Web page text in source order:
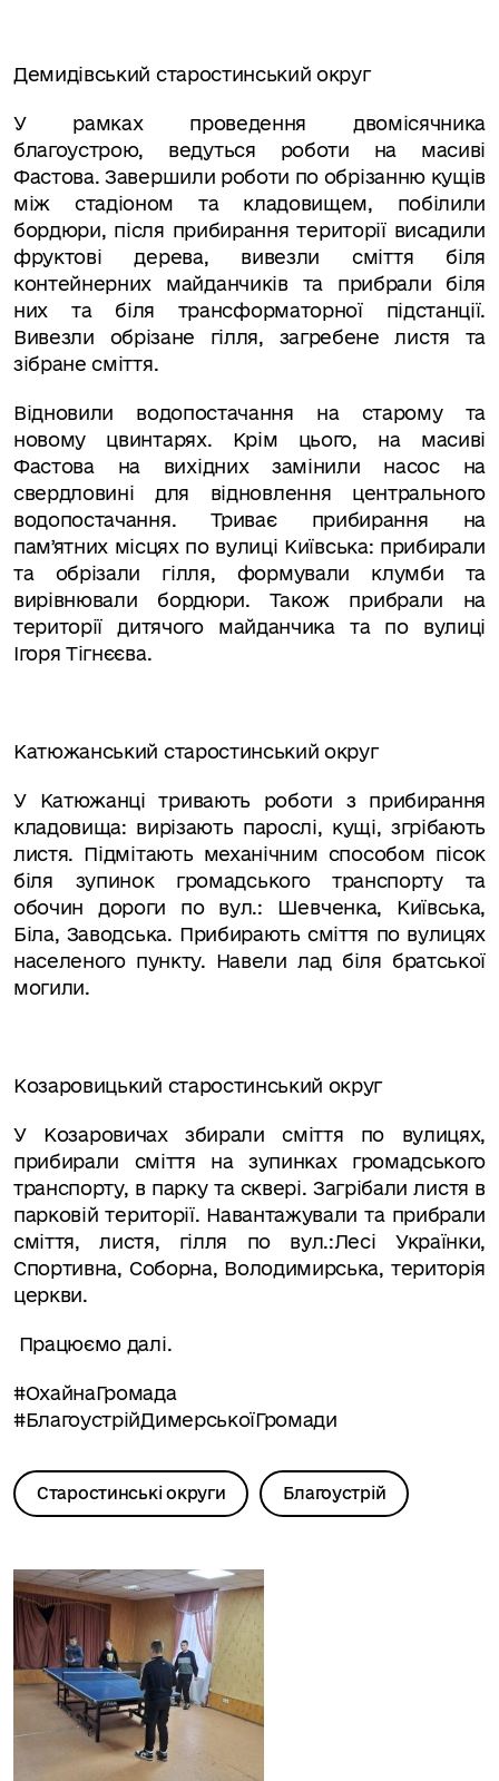
Демидівський старостинський округ
У рамках проведення двомісячника
благоустрою, ведуться роботи на масиві
Фастова. Завершили роботи по обрізанню кущів
між стадіоном та кладовищем, побілили
бордюри, після прибирання території висадили
фруктові дерева, вивезли сміття біля
контейнерних майданчиків та прибрали біля
них та біля трансформаторної підстанції.
Вивезли обрізане гілля, загребене листя та
зібране сміття.
Відновили водопостачання на старому та
новому цвинтарях. Крім цього, на масиві
Фастова на вихідних замінили насос на
свердловині для відновлення центрального
водопостачання. Триває прибирання на
памʼятних місцях по вулиці Київська: прибирали
та обрізали гілля, формували клумби та
вирівнювали бордюри. Також прибрали на
території дитячого майданчика та по вулиці
Ігоря Тігнєєва.
Катюжанський старостинський округ
У Катюжанці тривають роботи з прибирання
кладовища: вирізають парослі, кущі, згрібають
листя. Підмітають механічним способом пісок
біля зупинок громадського транспорту та
обочин дороги по вул.: Шевченка, Київська,
Біла, Заводська. Прибирають сміття по вулицях
населеного пункту. Навели лад біля братської
могили.
Козаровицький старостинський округ
У Козаровичах збирали сміття по вулицях,
прибирали сміття на зупинках громадського
транспорту, в парку та сквері. Загрібали листя в
парковій території. Навантажували та прибрали
сміття, листя, гілля по вул.:Лесі Українки,
Спортивна, Соборна, Володимирська, територія
церкви.
Працюємо далі.
#ОхайнаГромада
#БлагоустрійДимерськоїГромади
Старостинські округи Благоустрій